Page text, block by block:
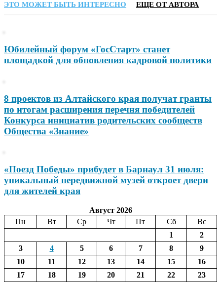
ЭТО МОЖЕТ БЫТЬ ИНТЕРЕСНО ЕЩЕ ОТ АВТОРА
Юбилейный форум «ГосСтарт» станет
площадкой для обновления кадровой политики
8 проектов из Алтайского края получат гранты
по итогам расширения перечня победителей
Конкурса инициатив родительских сообществ
Общества «Знание»
«Поезд Победы» прибудет в Барнаул 31 июля:
уникальный передвижной музей откроет двери
для жителей края
Август 2026
Пн
Вт Ср Чт Пт Сб
Вс
1
2
3
4 5 6 7 8
9
10
11 12 13 14 15
16
17
18 19 20 21 22
23